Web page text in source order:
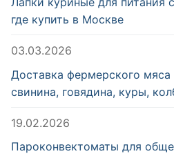
где купить в Москве
03.03.2026
Доставка фермерского
свинина, говядина, куры,
19.02.2026
Пароконвектоматы для